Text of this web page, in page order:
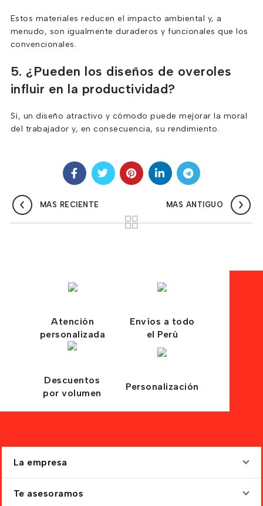
Estos materiales reducen el impacto ambiental y, a
menudo, son igualmente duraderos y funcionales que los
convencionales.
5. ¿Pueden los diseños de overoles
influir en la productividad?
Sí, un diseño atractivo y cómodo puede mejorar la moral
del trabajador y, en consecuencia, su rendimiento.
MAS RECIENTE MAS ANTIGUO
Atención
personalizada
Envíos a todo
el Perú
Descuentos
por volumen
Personalización
La empresa
Te asesoramos